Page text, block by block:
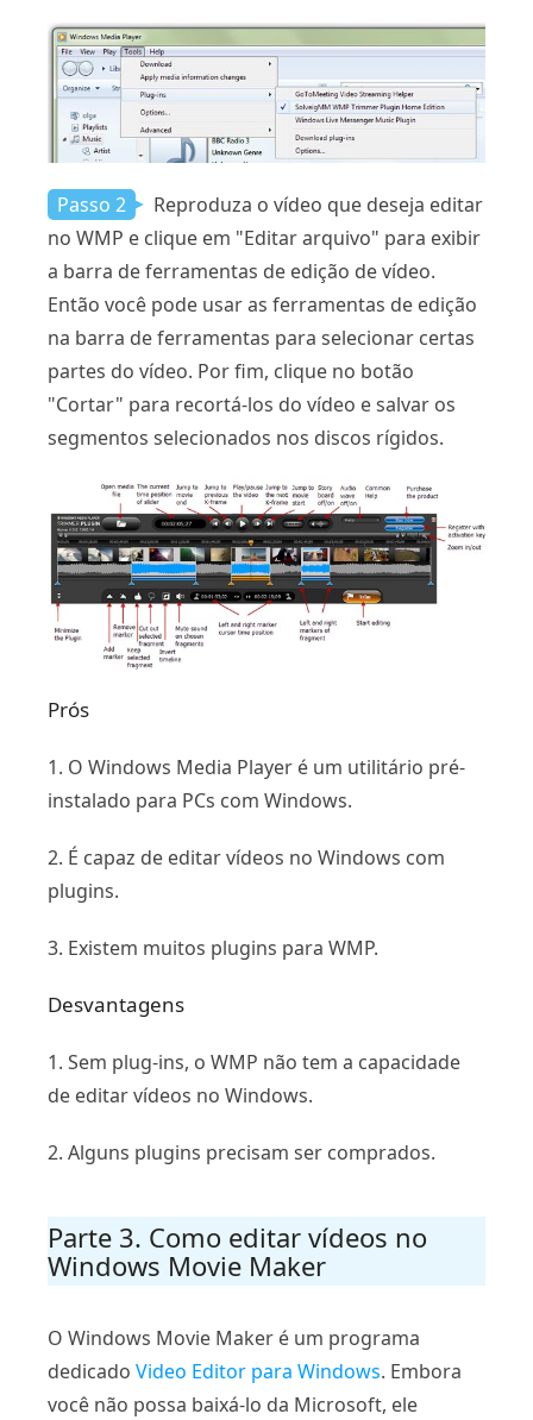
Passo 2
Reproduza o vídeo que deseja editar
no WMP e clique em "Editar arquivo" para exibir
a barra de ferramentas de edição de vídeo.
Então você pode usar as ferramentas de edição
na barra de ferramentas para selecionar certas
partes do vídeo. Por fim, clique no botão
"Cortar" para recortá-los do vídeo e salvar os
segmentos selecionados nos discos rígidos.
Prós
1. O Windows Media Player é um utilitário pré-
instalado para PCs com Windows.
2. É capaz de editar vídeos no Windows com
plugins.
3. Existem muitos plugins para WMP.
Desvantagens
1. Sem plug-ins, o WMP não tem a capacidade
de editar vídeos no Windows.
2. Alguns plugins precisam ser comprados.
Parte 3. Como editar vídeos no
Windows Movie Maker
O Windows Movie Maker é um programa
dedicado Video Editor para Windows. Embora
você não possa baixá-lo da Microsoft, ele